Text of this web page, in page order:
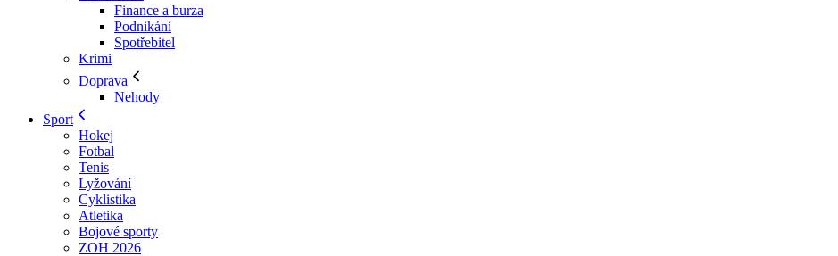
Finance a burza
Podnikání
Spotřebitel
Krimi
Doprava
Nehody
Sport
Hokej
Fotbal
Tenis
Lyžování
Cyklistika
Atletika
Bojové sporty
ZOH 2026